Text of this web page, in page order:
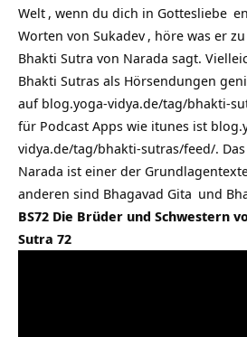
Welt , wenn du dich in Gottesliebe
Worten von Sukadev , höre was er
Bhakti Sutra von Narada sagt.
Bhakti Sutras als Hörsendungen
auf blog.yoga-vidya.de/tag/bhakti-
für Podcast Apps wie itunes ist
vidya.de/tag/bhakti-sutras/feed/.
Narada ist einer der
anderen sind Bhagavad Gita und
BS72 Die Brüder und Schwestern
Sutra 72